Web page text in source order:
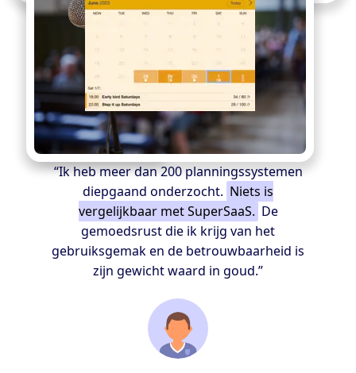
“Ik heb meer dan 200 planningssystemen
diepgaand onderzocht. Niets is
vergelijkbaar met SuperSaaS. De
gemoedsrust die ik krijg van het
gebruiksgemak en de betrouwbaarheid is
zijn gewicht waard in goud.”